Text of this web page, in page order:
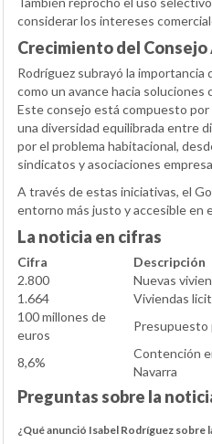
considerar los intereses
Crecimiento del
Rodríguez subrayó la
como un avance hacia
Este consejo está compuesto por
una diversidad equilibrada entre
por el problema habitacional,
sindicatos y asociaciones
A través de estas iniciativas, el
entorno más justo y accesible en
La noticia en cifras
Cifra
Descripción
2.800
Nuevas
1.664
Viviendas
100 millones de
euros
Presupuesto
8,6%
Contención
Navarra
Preguntas sobre la
¿Qué anunció Isabel Rodríguez sobre